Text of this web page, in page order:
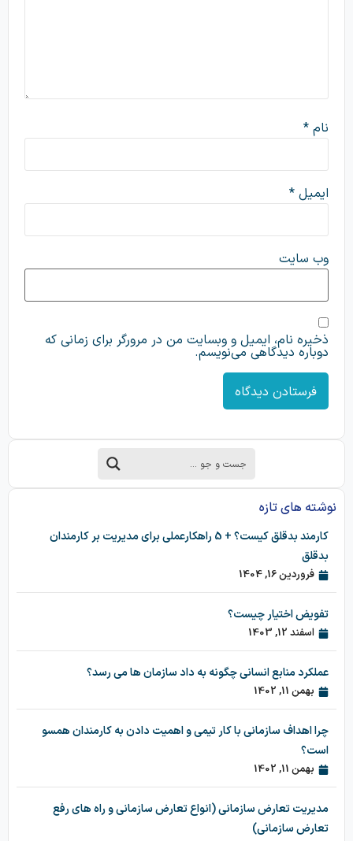
نام *
ایمیل *
وب‌ سایت
ذخیره نام، ایمیل و وبسایت من در مرورگر برای زمانی که
دوباره دیدگاهی می‌نویسم.
نوشته های تازه
کارمند بدقلق کیست؟ + 5 راهکارعملی برای مدیریت بر کارمندان
بدقلق
فروردین 16, 1404
تفویض اختیار چیست؟
اسفند 12, 1403
عملکرد منابع انسانی چگونه به داد سازمان ها می رسد؟
بهمن 11, 1402
چرا اهداف سازمانی با کار تیمی و اهمیت دادن به کارمندان همسو
است؟
بهمن 11, 1402
مدیریت تعارض سازمانی (انواع تعارض سازمانی و راه های رفع
تعارض سازمانی)